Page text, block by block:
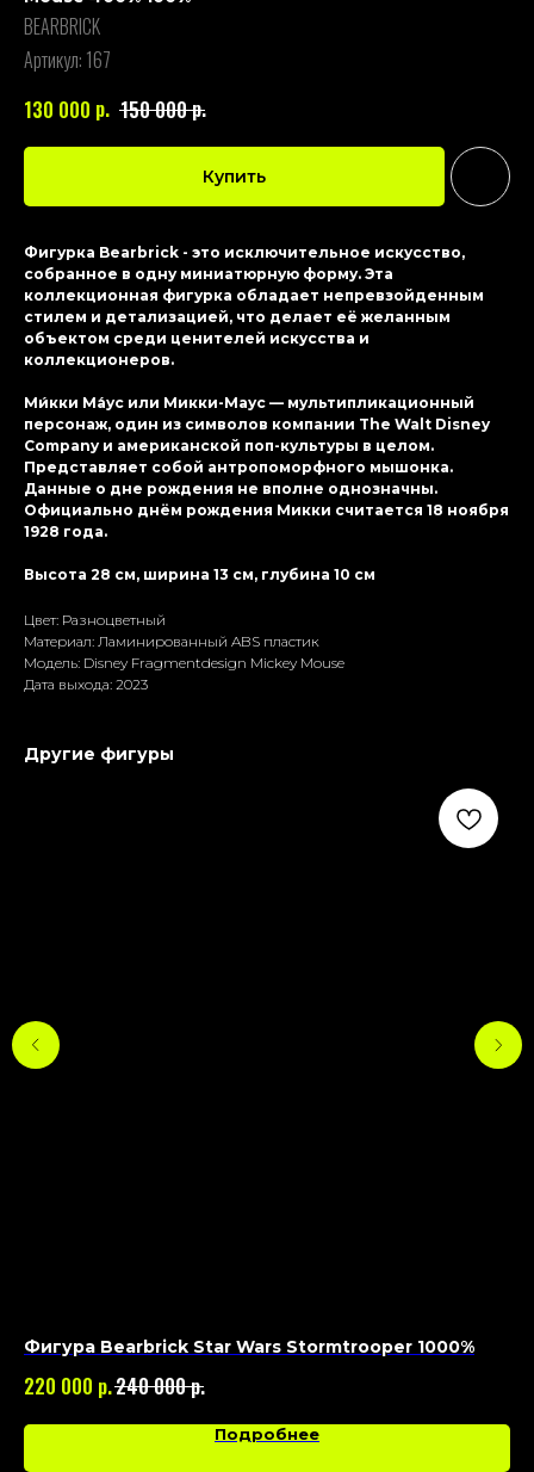
BEARBRICK
Артикул: 167
130 000 р. 150 000р.
Купить
Фигурка Bearbrick - это исключительное искусство,
собранное в одну миниатюрную форму. Эта
коллекционная фигурка обладает непревзойденным
стилем и детализацией, что делает её желанным
объектом среди ценителей искусства и
коллекционеров.
Ми́кки Ма́ус или Микки-Маус — мультипликационный
персонаж, один из символов компании The Walt Disney
Company и американской поп-культуры в целом.
Представляет собой антропоморфного мышонка.
Данные о дне рождения не вполне однозначны.
Официально днём рождения Микки считается 18 ноября
1928 года.
Высота 28 см, ширина 13 см, глубина 10 см
Цвет: Разноцветный
Материал: Ламиниpoванный ABS пластик
Модель: Disney Fragmentdesign Mickey Mouse
Дата выхода: 2023
Другие фигуры
Фигура Bearbrick Star Wars Stormtrooper 1000%
220 000 р.240 000р.
Подробнее